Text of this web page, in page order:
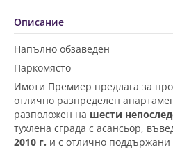
Описание
Напълно обзаведен
Паркомясто
Имоти Премиер предлага за
отлично разпределен
разположен на шести
тухлена сграда с асансьор,
2010 г. и с отлично